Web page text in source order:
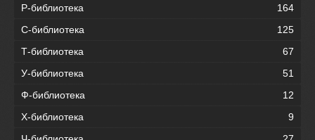
Р-библиотека
164
С-библиотека
125
Т-библиотека
67
У-библиотека
51
Ф-библиотека
12
Х-библиотека
9